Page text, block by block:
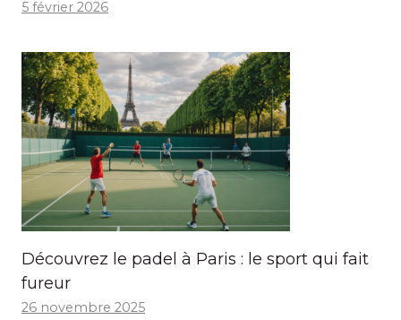
5 février 2026
Découvrez le padel à Paris : le sport qui fait
fureur
26 novembre 2025